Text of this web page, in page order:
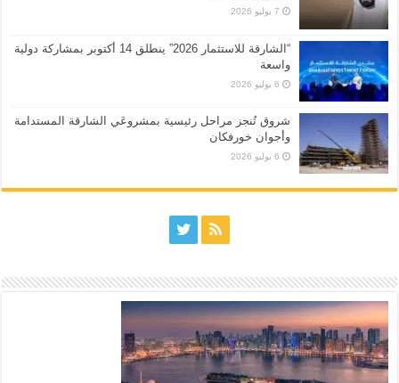
7 يوليو 2026
“الشارقة للاستثمار 2026” ينطلق 14 أكتوبر بمشاركة دولية
واسعة
6 يوليو 2026
شروق تُنجز مراحل رئيسية بمشروعَي الشارقة المستدامة
وأجوان خورفكان
6 يوليو 2026